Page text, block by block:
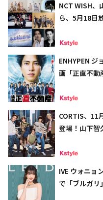
NCT WISH、
ら、5月18日
ENHYPEN ジ
画「正直不動
CORTIS、11
登場！山下智
IVE ウォニョ
で「ブルガリ